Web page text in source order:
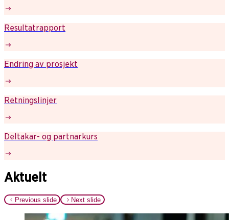
Resultatrapport
Endring av prosjekt
Retningslinjer
Deltakar- og partnarkurs
Aktuelt
Previous slide Next slide